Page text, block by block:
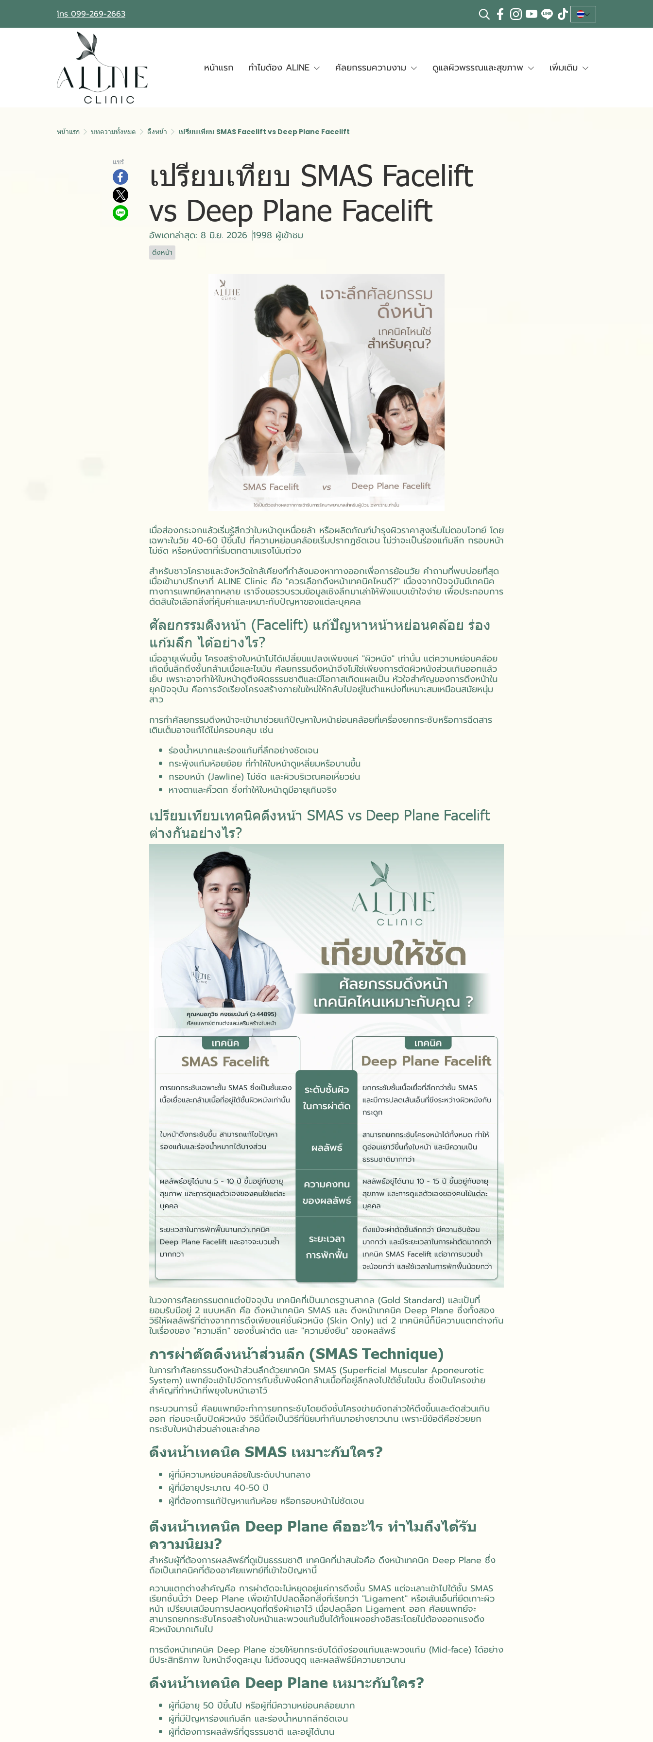
โทร 099-269-2663
หน้าแรก ทำไมต้อง ALINE ศัลยกรรมความงาม ดูแลผิวพรรณและสุขภาพ เพิ่มเติม
หน้าแรก บทความทั้งหมด ดึงหน้า เปรียบเทียบ SMAS Facelift vs Deep Plane Facelift
แชร์
เปรียบเทียบ SMAS Facelift
vs Deep Plane Facelift
อัพเดทล่าสุด: 8 มิ.ย. 2026 1998 ผู้เข้าชม
ดึงหน้า
เมื่อส่องกระจกแล้วเริ่มรู้สึกว่าใบหน้าดูเหนื่อยล้า หรือผลิตภัณฑ์บำรุงผิวราคาสูงเริ่มไม่ตอบโจทย์ โดย
เฉพาะในวัย 40-60 ปีขึ้นไป ที่ความหย่อนคล้อยเริ่มปรากฏชัดเจน ไม่ว่าจะเป็นร่องแก้มลึก กรอบหน้า
ไม่ชัด หรือหนังตาที่เริ่มตกตามแรงโน้มถ่วง
สำหรับชาวโคราชและจังหวัดใกล้เคียงที่กำลังมองหาทางออกเพื่อการย้อนวัย คำถามที่พบบ่อยที่สุด
เมื่อเข้ามาปรึกษาที่ ALINE Clinic คือ "ควรเลือกดึงหน้าเทคนิคไหนดี?" เนื่องจากปัจจุบันมีเทคนิค
ทางการแพทย์หลากหลาย เราจึงขอรวบรวมข้อมูลเชิงลึกมาเล่าให้ฟังแบบเข้าใจง่าย เพื่อประกอบการ
ตัดสินใจเลือกสิ่งที่คุ้มค่าและเหมาะกับปัญหาของแต่ละบุคคล
ศัลยกรรมดึงหน้า (Facelift) แก้ปัญหาหน้าหย่อนคล้อย ร่อง
แก้มลึก ได้อย่างไร?
เมื่ออายุเพิ่มขึ้น โครงสร้างใบหน้าไม่ได้เปลี่ยนแปลงเพียงแค่ "ผิวหนัง" เท่านั้น แต่ความหย่อนคล้อย
เกิดขึ้นลึกถึงชั้นกล้ามเนื้อและไขมัน ศัลยกรรมดึงหน้าจึงไม่ใช่เพียงการตัดผิวหนังส่วนเกินออกแล้ว
เย็บ เพราะอาจทำให้ใบหน้าดูตึงผิดธรรมชาติและมีโอกาสเกิดแผลเป็น หัวใจสำคัญของการดึงหน้าใน
ยุคปัจจุบัน คือการจัดเรียงโครงสร้างภายในใหม่ให้กลับไปอยู่ในตำแหน่งที่เหมาะสมเหมือนสมัยหนุ่ม
สาว
การทำศัลยกรรมดึงหน้าจะเข้ามาช่วยแก้ปัญหาใบหน้าย่อนคล้อยที่เครื่องยกกระชับหรือการฉีดสาร
เติมเต็มอาจแก้ได้ไม่ครอบคลุม เช่น
ร่องน้ำหมากและร่องแก้มที่ลึกอย่างชัดเจน
กระพุ้งแก้มห้อยย้อย ที่ทำให้ใบหน้าดูเหลี่ยมหรือบานขึ้น
กรอบหน้า (Jawline) ไม่ชัด และผิวบริเวณคอเหี่ยวย่น
หางตาและคิ้วตก ซึ่งทำให้ใบหน้าดูมีอายุเกินจริง
เปรียบเทียบเทคนิคดึงหน้า SMAS vs Deep Plane Facelift
ต่างกันอย่างไร?
ในวงการศัลยกรรมตกแต่งปัจจุบัน เทคนิคที่เป็นมาตรฐานสากล (Gold Standard) และเป็นที่
ยอมรับมีอยู่ 2 แบบหลัก คือ ดึงหน้าเทคนิค SMAS และ ดึงหน้าเทคนิค Deep Plane ซึ่งทั้งสอง
วิธีให้ผลลัพธ์ที่ต่างจากการดึงเพียงแค่ชั้นผิวหนัง (Skin Only) แต่ 2 เทคนิคนี้ก็มีความแตกต่างกัน
ในเรื่องของ "ความลึก" ของชั้นผ่าตัด และ "ความยั่งยืน" ของผลลัพธ์
การผ่าตัดดึงหน้าส่วนลึก (SMAS Technique)
ในการทำศัลยกรรมดึงหน้าส่วนลึกด้วยเทคนิค SMAS (Superficial Muscular Aponeurotic
System) แพทย์จะเข้าไปจัดการกับชั้นพังผืดกล้ามเนื้อที่อยู่ลึกลงไปใต้ชั้นไขมัน ซึ่งเป็นโครงข่าย
สำคัญที่ทำหน้าที่พยุงใบหน้าเอาไว้
กระบวนการนี้ ศัลยแพทย์จะทำการยกกระชับโดยดึงชั้นโครงข่ายดังกล่าวให้ตึงขึ้นและตัดส่วนเกิน
ออก ก่อนจะเย็บปิดผิวหนัง วิธีนี้ถือเป็นวิธีที่นิยมทำกันมาอย่างยาวนาน เพราะมีข้อดีคือช่วยยก
กระชับใบหน้าส่วนล่างและลำคอ
ดึงหน้าเทคนิค SMAS เหมาะกับใคร?
ผู้ที่มีความหย่อนคล้อยในระดับปานกลาง
ผู้ที่มีอายุประมาณ 40-50 ปี
ผู้ที่ต้องการแก้ปัญหาแก้มห้อย หรือกรอบหน้าไม่ชัดเจน
ดึงหน้าเทคนิค Deep Plane คืออะไร ทำไมถึงได้รับ
ความนิยม?
สำหรับผู้ที่ต้องการผลลัพธ์ที่ดูเป็นธรรมชาติ เทคนิคที่น่าสนใจคือ ดึงหน้าเทคนิค Deep Plane ซึ่ง
ถือเป็นเทคนิคที่ต้องอาศัยแพทย์ที่เข้าใจปัญหานี้
ความแตกต่างสำคัญคือ การผ่าตัดจะไม่หยุดอยู่แค่การดึงชั้น SMAS แต่จะเลาะเข้าไปใต้ชั้น SMAS
เรียกชั้นนี้ว่า Deep Plane เพื่อเข้าไปปลดล็อกสิ่งที่เรียกว่า "Ligament" หรือเส้นเอ็นที่ยึดเกาะผิว
หน้า เปรียบเสมือนการปลดหมุดที่ตรึงผ้าเอาไว้ เมื่อปลดล็อก Ligament ออก ศัลยแพทย์จะ
สามารถยกกระชับโครงสร้างใบหน้าและพวงแก้มขึ้นได้ทั้งแผงอย่างอิสระโดยไม่ต้องออกแรงดึง
ผิวหนังมากเกินไป
การดึงหน้าเทคนิค Deep Plane ช่วยให้ยกกระชับได้ถึงร่องแก้มและพวงแก้ม (Mid-face) ได้อย่าง
มีประสิทธิภาพ ใบหน้าจึงดูละมุน ไม่ตึงจนดูดุ และผลลัพธ์มีความยาวนาน
ดึงหน้าเทคนิค Deep Plane เหมาะกับใคร?
ผู้ที่มีอายุ 50 ปีขึ้นไป หรือผู้ที่มีความหย่อนคล้อยมาก
ผู้ที่มีปัญหาร่องแก้มลึก และร่องน้ำหมากลึกชัดเจน
ผู้ที่ต้องการผลลัพธ์ที่ดูธรรมชาติ และอยู่ได้นาน